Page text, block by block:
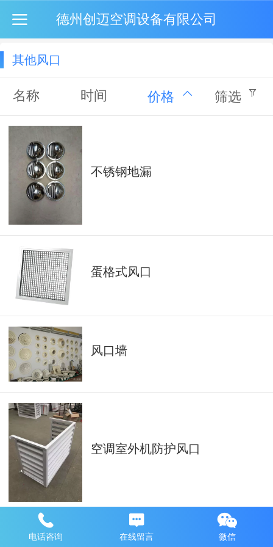
德州创迈空调设备有限公司
其他风口
名称 时间 价格 筛选
不锈钢地漏
蛋格式风口
风口墙
空调室外机防护风口
电话咨询 在线留言 微信